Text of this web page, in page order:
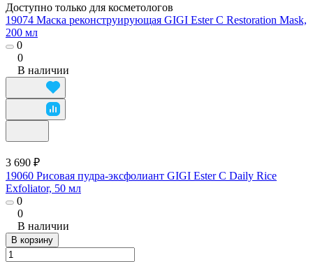
Доступно только для косметологов
19074 Маска реконструирующая GIGI Ester C Restoration Mask,
200 мл
0
0
В наличии
3 690 ₽
19060 Рисовая пудра-эксфолиант GIGI Ester C Daily Rice
Exfoliator, 50 мл
0
0
В наличии
В корзину